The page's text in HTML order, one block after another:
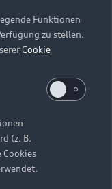
Anordnung der
auf dieser
Funktionen
zu stellen.
Cookie
(z. B.
Cookies